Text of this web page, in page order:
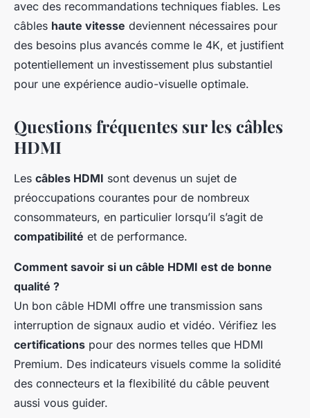
avec des recommandations techniques fiables. Les
câbles haute vitesse deviennent nécessaires pour
des besoins plus avancés comme le 4K, et justifient
potentiellement un investissement plus substantiel
pour une expérience audio-visuelle optimale.
Questions fréquentes sur les câbles
HDMI
Les câbles HDMI sont devenus un sujet de
préoccupations courantes pour de nombreux
consommateurs, en particulier lorsqu’il s’agit de
compatibilité et de performance.
Comment savoir si un câble HDMI est de bonne
qualité ?
Un bon câble HDMI offre une transmission sans
interruption de signaux audio et vidéo. Vérifiez les
certifications pour des normes telles que HDMI
Premium. Des indicateurs visuels comme la solidité
des connecteurs et la flexibilité du câble peuvent
aussi vous guider.